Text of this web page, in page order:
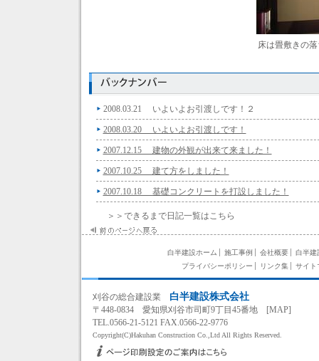
床は畳敷きの
2008.03.21 いよいよお引渡しです！２
2008.03.20 いよいよお引渡しです！
2007.12.15 建物の外観が出来て来ました！
2007.10.25 建て方をしました！
2007.10.18 基礎コンクリートを打設しました！
＞＞できるまで日記一覧はこちら
白半建設ホーム 施工事例 会社概要
白半建
プライバシーポリシー
リンク集 サイト
刈谷の総合建設業 白半建設株式会社
〒448-0834 愛知県刈谷市司町9丁目45番地 [MAP]
TEL.0566-21-5121 FAX.0566-22-9776
Copyright(C)Hakuhan Construction Co.,Ltd All Rights Reserved.